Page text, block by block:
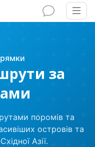
за
поромів та
островів та
Азії.